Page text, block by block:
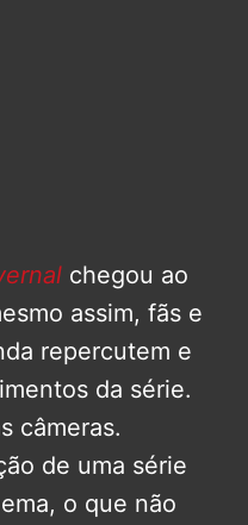
chegou ao
assim, fãs e
repercutem e
da série.
câmeras.
de uma série
o que não